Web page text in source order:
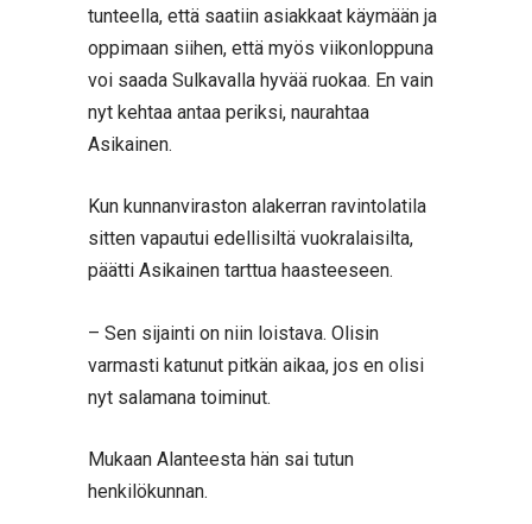
tunteella, että saatiin asiakkaat käymään ja
oppimaan siihen, että myös viikonloppuna
voi saada Sulkavalla hyvää ruokaa. En vain
nyt kehtaa antaa periksi, naurahtaa
Asikainen.
Kun kunnanviraston alakerran ravintolatila
sitten vapautui edellisiltä vuokralaisilta,
päätti Asikainen tarttua haasteeseen.
– Sen sijainti on niin loistava. Olisin
varmasti katunut pitkän aikaa, jos en olisi
nyt salamana toiminut.
Mukaan Alanteesta hän sai tutun
henkilökunnan.